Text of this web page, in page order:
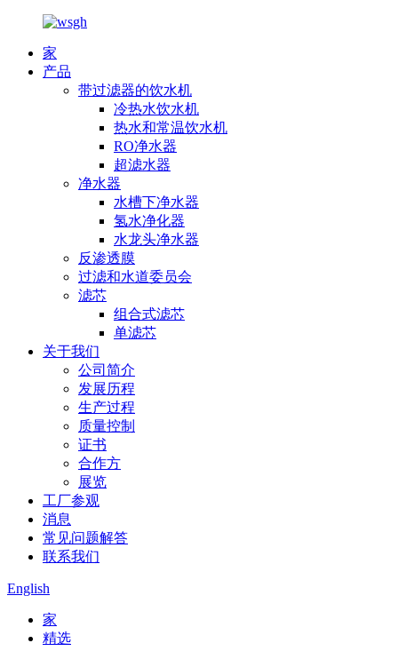
家
产品
带过滤器的饮水机
冷热水饮水机
热水和常温饮水机
RO净水器
超滤水器
净水器
水槽下净水器
氢水净化器
水龙头净水器
反渗透膜
过滤和水道委员会
滤芯
组合式滤芯
单滤芯
关于我们
公司简介
发展历程
生产过程
质量控制
证书
合作方
展览
工厂参观
消息
常见问题解答
联系我们
English
家
精选